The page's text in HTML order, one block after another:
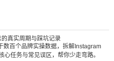
真实周期与踩坑记录
数百个品牌实操数据，拆解Instagram
任务与常见误区，帮你少走弯路。